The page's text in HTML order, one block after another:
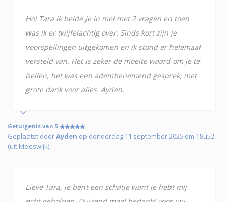
Hoi Tara ik belde je in mei met 2 vragen en toen
was ik er twijfelachtig over. Sinds kort zijn je
voorspellingen uitgekomen en ik stond er helemaal
versteld van. Het is zeker de moeite waard om je te
bellen, het was een adembenemend gesprek, met
grote dank voor alles. Ayden.
Getuigenis van 5
Geplaatst doorAyden op donderdag 11 september 2025 om 18u52
(uit Meeswijk)
Lieve Tara, je bent een schatje want je hebt mij